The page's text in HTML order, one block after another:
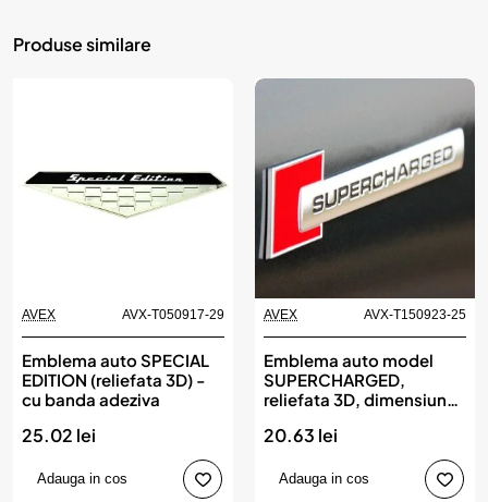
Produse similare
AVEX AVX-T050917-29
Emblema auto SPECIAL
EDITION (reliefata 3D) -
cu banda adeziva
25.02 lei
Adauga in cos
AVEX AVX-T150923-25
Emblema auto model
SUPERCHARGED,
reliefata 3D, dimensiune
20.63 lei
Adauga in cos